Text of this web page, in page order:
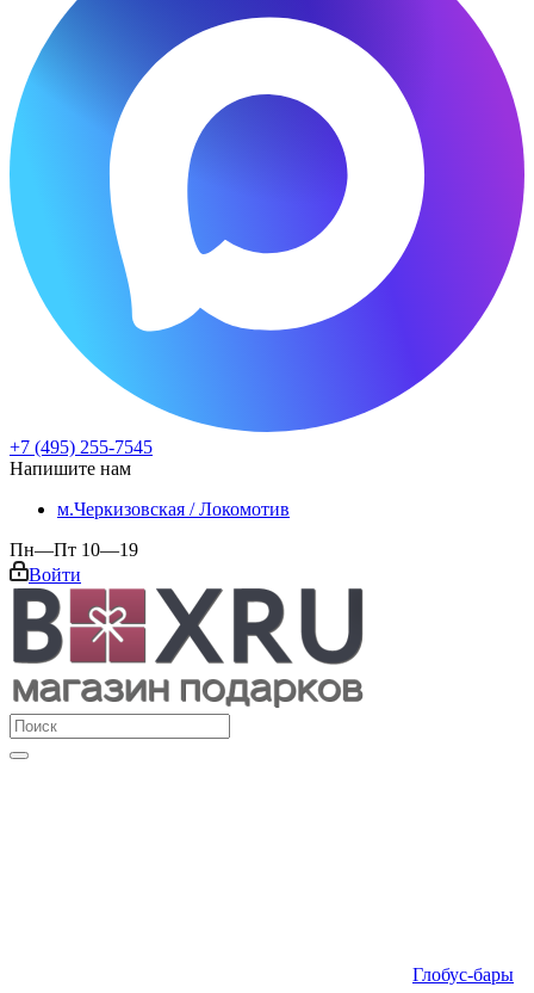
+7 (495) 255-7545
Напишите нам
м.Черкизовская / Локомотив
Пн—Пт 10—19
Войти
Глобус-бары